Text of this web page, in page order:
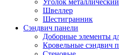
Уголок металлический
Швеллер
Шестигранник
Сэндвич панели
Доборные элементы
Кровельные сэндвич